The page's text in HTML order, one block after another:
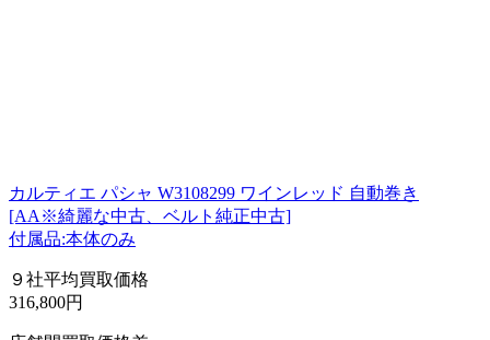
カルティエ パシャ W3108299 ワインレッド 自動巻き
[AA※綺麗な中古、ベルト純正中古]
付属品:本体のみ
９社平均買取価格
316,800円